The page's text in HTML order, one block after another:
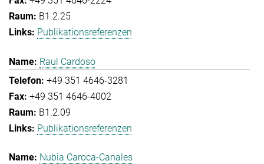
B1.2.25
Publikationsreferenzen
Raul Cardoso
+49 351 4646-3281
+49 351 4646-4002
B1.2.09
Publikationsreferenzen
Nubia Caroca-Canales